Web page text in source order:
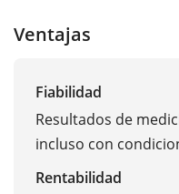
Ventajas
Fiabilidad
Resultados de
incluso con
Rentabilidad